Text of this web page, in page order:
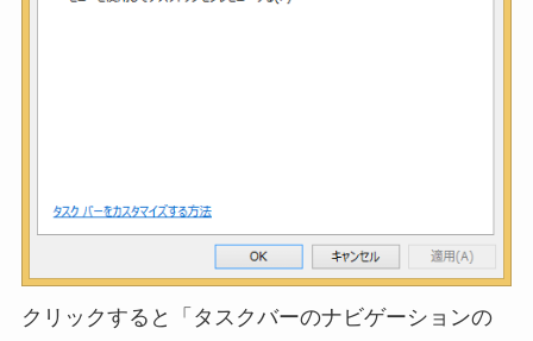
クリックすると「タスクバーのナビゲーションの